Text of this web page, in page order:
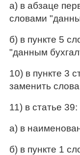
а) в абзаце
словами
б) в пункте 5
"данным
10) в пункте 3
заменить
11) в статье 39:
а) в
б) в пункте 1